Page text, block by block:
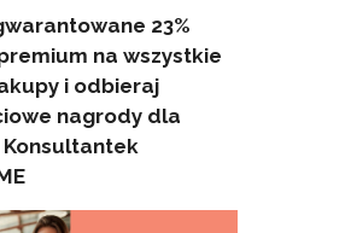
23%
na wszystkie
i odbieraj
nagrody dla
Konsultantek